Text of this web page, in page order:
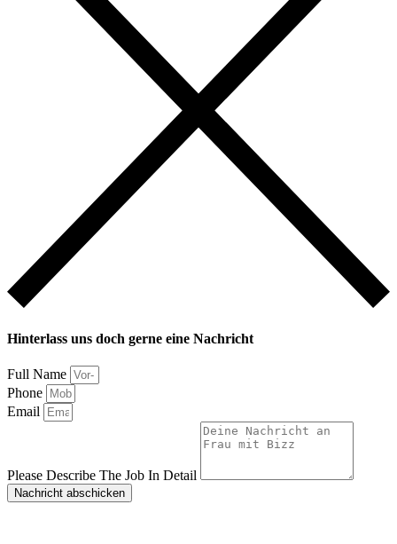
Hinterlass uns doch gerne eine Nachricht
Full Name
Phone
Email
Please Describe The Job In Detail
Nachricht abschicken